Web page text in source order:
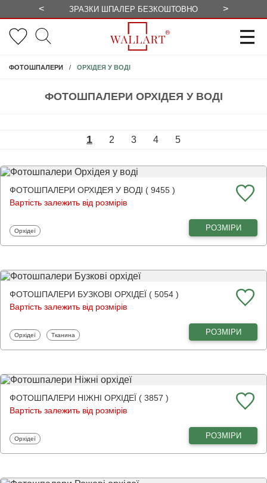
< ЗРАЗКИ ШПАЛЕР БЕЗКОШТОВНО >
ФОТОШПАЛЕРИ ОРХІДЕЯ У ВОДІ
ФОТОШПАЛЕРИ ОРХІДЕЯ У ВОДІ
1 2 3 4 5
ФОТОШПАЛЕРИ ОРХІДЕЯ У ВОДІ ( 9455 )
Вартість залежить від розмірів
Фотошпалери
Орхідеї РОЗМІРИ
ФОТОШПАЛЕРИ БУЗКОВІ ОРХІДЕЇ ( 5054 )
Вартість залежить від розмірів
Фотошпалери
Орхідеї Фотошпалери
Тканина РОЗМІРИ
ФОТОШПАЛЕРИ НІЖНІ ОРХІДЕЇ ( 3857 )
Вартість залежить від розмірів
Фотошпалери
Орхідеї РОЗМІРИ